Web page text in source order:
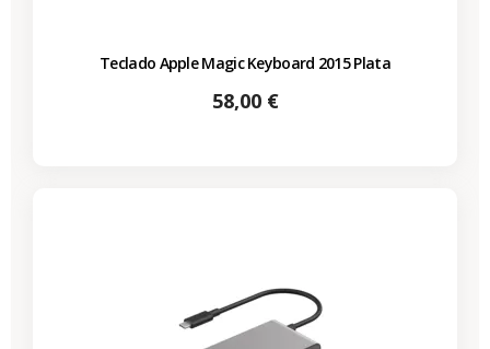
Teclado Apple Magic Keyboard 2015 Plata
Precio
58,00 €